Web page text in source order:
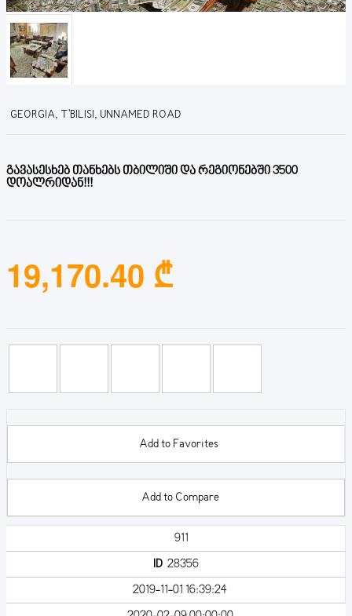
GEORGIA, T'BILISI, UNNAMED ROAD
გავასესხებ თანხებს თბილიში და რეგიონებში 3500
დოალრიდან!!!
19,170.40 ₾
Add to Favorites
Add to Compare
911
ID28356
2019-11-01 16:39:24